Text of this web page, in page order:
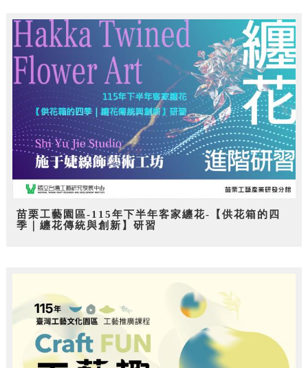
苗栗工藝園區-115年下半年客家纏花-【供花箱的四
季｜纏花傳統與創新】研習